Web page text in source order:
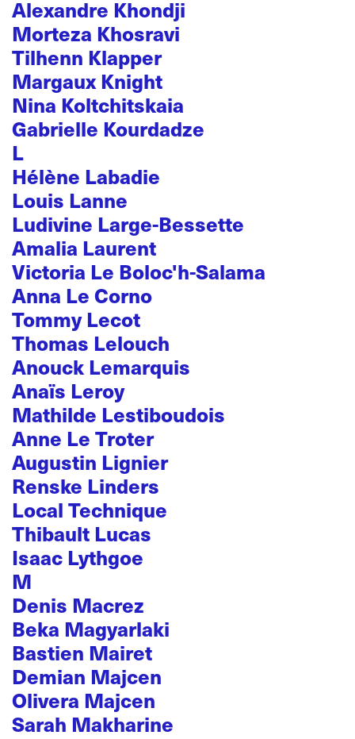
Alexandre Khondji
Morteza Khosravi
Tilhenn Klapper
Margaux Knight
Nina Koltchitskaia
Gabrielle Kourdadze
L
Hélène Labadie
Louis Lanne
Ludivine Large-Bessette
Amalia Laurent
Victoria Le Boloc'h-Salama
Anna Le Corno
Tommy Lecot
Thomas Lelouch
Anouck Lemarquis
Anaïs Leroy
Mathilde Lestiboudois
Anne Le Troter
Augustin Lignier
Renske Linders
Local Technique
Thibault Lucas
Isaac Lythgoe
M
Denis Macrez
Beka Magyarlaki
Bastien Mairet
Demian Majcen
Olivera Majcen
Sarah Makharine